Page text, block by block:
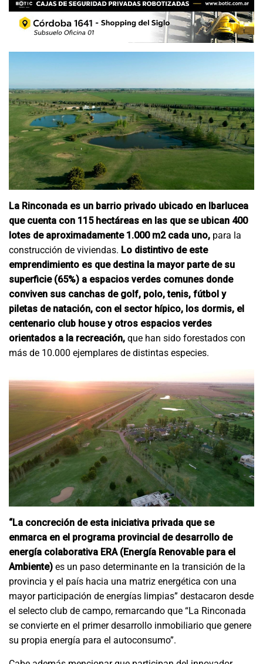
La Rinconada es un barrio privado ubicado en Ibarlucea
que cuenta con 115 hectáreas en las que se ubican 400
lotes de aproximadamente 1.000 m2 cada uno, para la
construcción de viviendas. Lo distintivo de este
emprendimiento es que destina la mayor parte de su
superficie (65%) a espacios verdes comunes donde
conviven sus canchas de golf, polo, tenis, fútbol y
piletas de natación, con el sector hípico, los dormis, el
centenario club house y otros espacios verdes
orientados a la recreación, que han sido forestados con
más de 10.000 ejemplares de distintas especies.
“La concreción de esta iniciativa privada que se
enmarca en el programa provincial de desarrollo de
energía colaborativa ERA (Energía Renovable para el
Ambiente) es un paso determinante en la transición de la
provincia y el país hacia una matriz energética con una
mayor participación de energías limpias” destacaron desde
el selecto club de campo, remarcando que “La Rinconada
se convierte en el primer desarrollo inmobiliario que genere
su propia energía para el autoconsumo”.